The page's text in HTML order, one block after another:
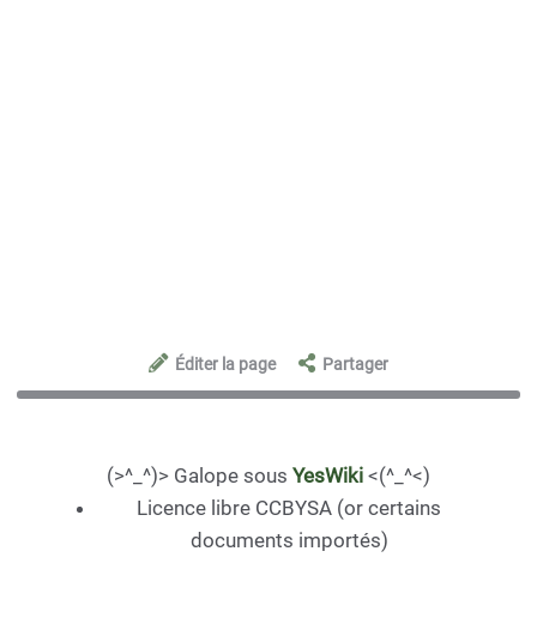
Éditer la page Partager
(>^_^)> Galope sous YesWiki <(^_^<)
Licence libre CCBYSA (or certains
documents importés)